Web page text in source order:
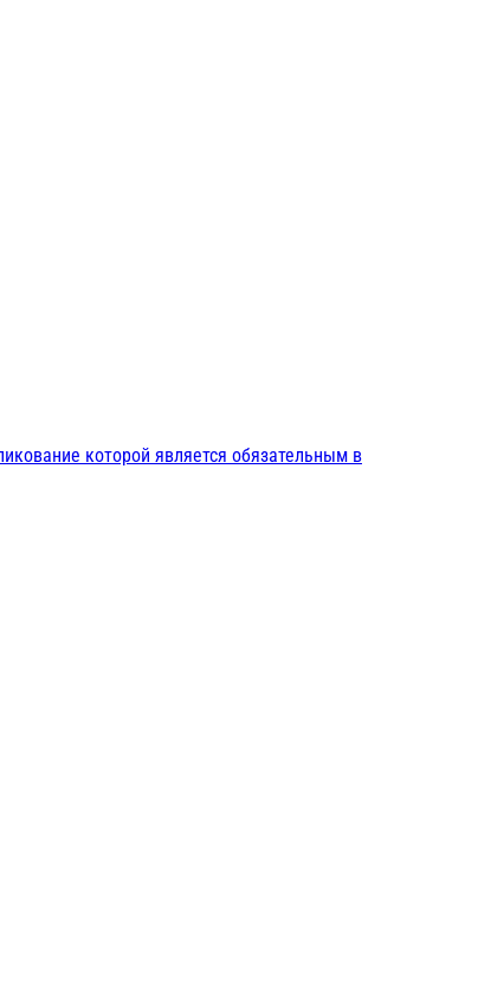
которой является обязательным в